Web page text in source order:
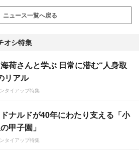
ニュース一覧へ戻る
オシ特集
荷さんと学ぶ 日常に潜む“人身取
リアル
タイアップ特集
ナルドが40年にわたり支える「小
甲子園」
タイアップ特集